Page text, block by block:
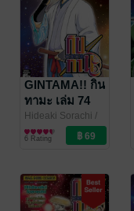
GINTAMA!! กิน
ทามะ เล่ม 74
Hideaki Sorachi /
Siam Inter Comics
การ์ตูนทั่วไป
6 Rating